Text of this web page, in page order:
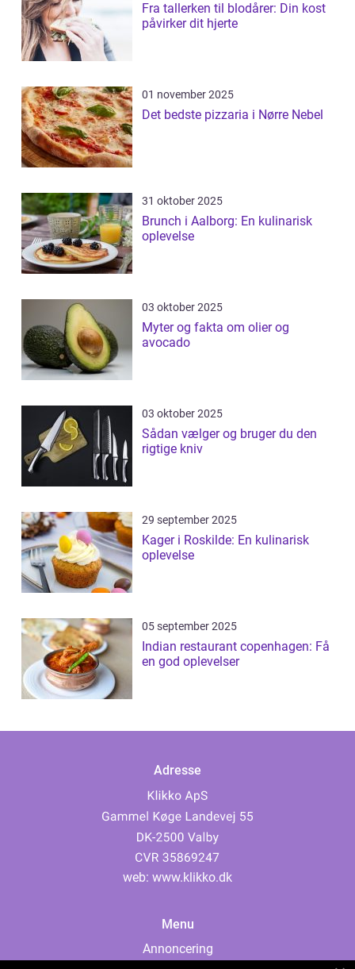
Fra tallerken til blodårer: Din kost
påvirker dit hjerte
01 november 2025
Det bedste pizzaria i Nørre Nebel
31 oktober 2025
Brunch i Aalborg: En kulinarisk
oplevelse
03 oktober 2025
Myter og fakta om olier og
avocado
03 oktober 2025
Sådan vælger og bruger du den
rigtige kniv
29 september 2025
Kager i Roskilde: En kulinarisk
oplevelse
05 september 2025
Indian restaurant copenhagen: Få
en god oplevelser
Adresse
web: www.klikko.dk
Menu
Annoncering